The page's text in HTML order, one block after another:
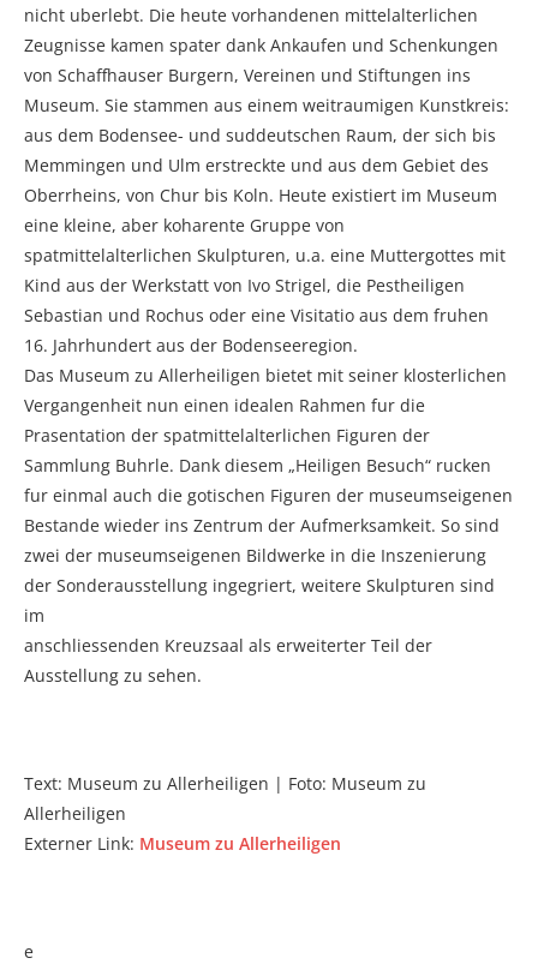
nicht uberlebt. Die heute vorhandenen mittelalterlichen
Zeugnisse kamen spater dank Ankaufen und Schenkungen
von Schaffhauser Burgern, Vereinen und Stiftungen ins
Museum. Sie stammen aus einem weitraumigen Kunstkreis:
aus dem Bodensee- und suddeutschen Raum, der sich bis
Memmingen und Ulm erstreckte und aus dem Gebiet des
Oberrheins, von Chur bis Koln. Heute existiert im Museum
eine kleine, aber koharente Gruppe von
spatmittelalterlichen Skulpturen, u.a. eine Muttergottes mit
Kind aus der Werkstatt von Ivo Strigel, die Pestheiligen
Sebastian und Rochus oder eine Visitatio aus dem fruhen
16. Jahrhundert aus der Bodenseeregion.
Das Museum zu Allerheiligen bietet mit seiner klosterlichen
Vergangenheit nun einen idealen Rahmen fur die
Prasentation der spatmittelalterlichen Figuren der
Sammlung Buhrle. Dank diesem „Heiligen Besuch“ rucken
fur einmal auch die gotischen Figuren der museumseigenen
Bestande wieder ins Zentrum der Aufmerksamkeit. So sind
zwei der museumseigenen Bildwerke in die Inszenierung
der Sonderausstellung ingegriert, weitere Skulpturen sind
im
anschliessenden Kreuzsaal als erweiterter Teil der
Ausstellung zu sehen.
Text: Museum zu Allerheiligen | Foto: Museum zu
Allerheiligen
Externer Link: Museum zu Allerheiligen
e